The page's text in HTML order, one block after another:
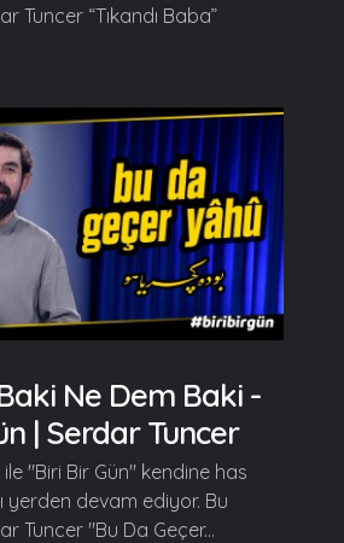
Tuncer “Tıkandı Baba”
Ne Dem Baki -
| Serdar Tuncer
"Biri Bir Gün" kendine has
yerden devam ediyor. Bu
Tuncer "Bu Da Geçer...